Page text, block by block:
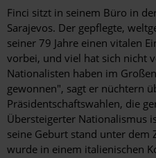
Finci sitzt in seinem Büro in
Sarajevos. Der gepflegte,
seiner 79 Jahre einen vitalen
vorbei, und viel hat sich nicht
Nationalisten haben im
gewonnen", sagt er nüchtern
Präsidentschaftswahlen, die
Übersteigerter Nationalismus
seine Geburt stand unter dem
wurde in einem italienischen